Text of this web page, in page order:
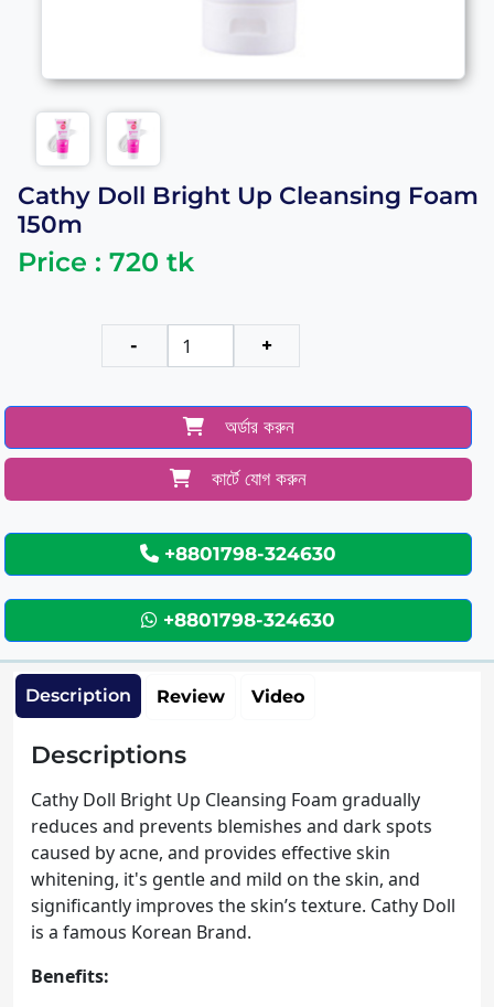
Cathy Doll Bright Up Cleansing Foam
150m
Price : 720 tk
- +
অর্ডার করুন
কার্টে যোগ করুন
+8801798-324630
+8801798-324630
Description Review Video
Descriptions
Cathy Doll Bright Up Cleansing Foam gradually
reduces and prevents blemishes and dark spots
caused by acne, and provides effective skin
whitening, it's gentle and mild on the skin, and
significantly improves the skin’s texture. Cathy Doll
is a famous Korean Brand.
Benefits: